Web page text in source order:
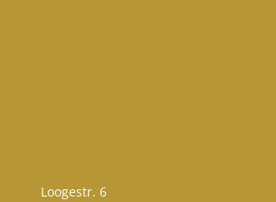
Loogestr. 6